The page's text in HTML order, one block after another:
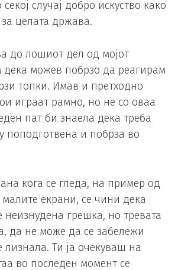
случај добро искуство како
целата држава.
до лошиот дел од мојот
дека можев побрзо да реагирам
топки. Имав и претходно
играат рамно, но не со оваа
пат би знаела дека треба
поподготвена и побрза во
кога се гледа, на пример од
екрани, се чини дека
неизнудена грешка, но тревата
да не може да се забележи
лизнала. Ти ја очекуваш на
во последен момент се